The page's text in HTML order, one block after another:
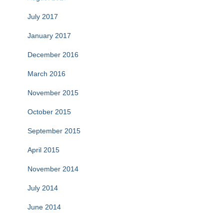
July 2017
January 2017
December 2016
March 2016
November 2015
October 2015
September 2015
April 2015
November 2014
July 2014
June 2014